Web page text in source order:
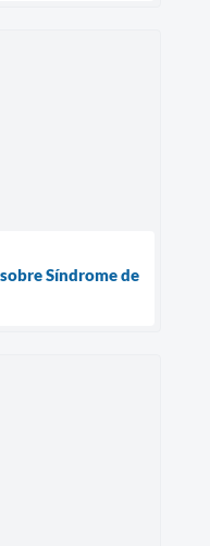
Síndrome de